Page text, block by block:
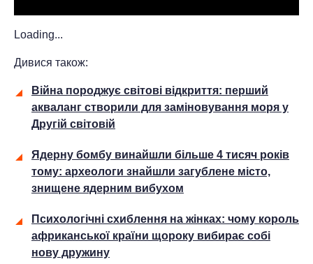
Loading...
Дивися також:
Війна породжує світові відкриття: перший
акваланг створили для заміновування моря у
Другій світовій
Ядерну бомбу винайшли більше 4 тисяч років
тому: археологи знайшли загублене місто,
знищене ядерним вибухом
Психологічні схиблення на жінках: чому король
африканської країни щороку вибирає собі
нову дружину